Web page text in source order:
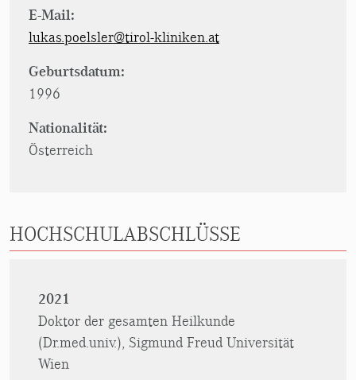
E-Mail:
lukas.poelsler@tirol-kliniken.at
Geburtsdatum:
1996
Nationalität:
Österreich
HOCHSCHULABSCHLÜSSE
2021
Doktor der gesamten Heilkunde
(Dr.med.univ.), Sigmund Freud Universität
Wien